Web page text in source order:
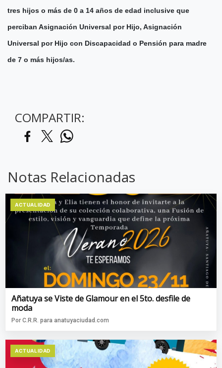
tres hijos o más de 0 a 14 años de edad inclusive que
perciban Asignación Universal por Hijo, Asignación
Universal por Hijo con Discapacidad o Pensión para madre
de 7 o más hijos/as.
COMPARTIR:
Notas Relacionadas
ACTUALIDAD
Añatuya se Viste de Glamour en el 5to. desfile de
moda
Por C.R.R. para anatuyaciudad.com
ACTUALIDAD